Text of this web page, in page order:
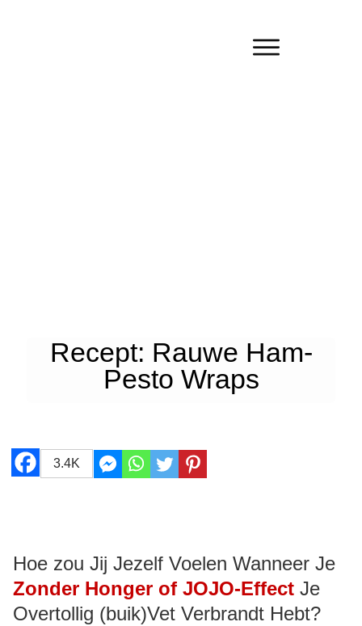
Recept: Rauwe Ham-
Pesto Wraps
3.4K
Hoe zou Jij Jezelf Voelen Wanneer Je
Zonder Honger of JOJO-Effect Je
Overtollig (buik)Vet Verbrandt Hebt?